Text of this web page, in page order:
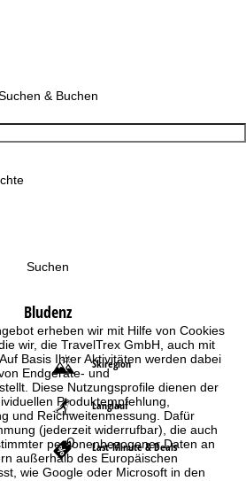
erheben wir mit Hilfe von Cookies
wir, die TravelTrex GmbH, auch mit
Basis Ihrer Aktivitäten werden dabei
Endgeräte- und
Diese Nutzungsprofile dienen der
Produktempfehlung,
und Reichweitenmessung. Dafür
(jederzeit widerrufbar), die auch
personenbezogener Daten an
außerhalb des Europäischen
wie Google oder Microsoft in den
& Buchen
Suchen
Bludenz
Skiregion
Langlauf
Last-Minute & Deals